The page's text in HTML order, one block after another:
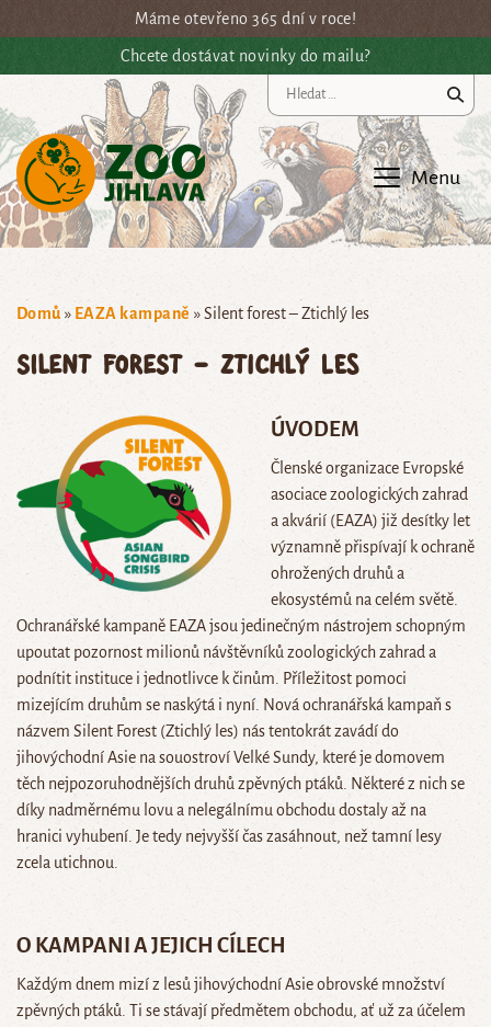
Přejít na hlavní obsahMáme otevřeno 365 dní v roce!
Chcete dostávat novinky do mailu?
Menu
Domů » EAZA kampaně »Silent forest – Ztichlý les
Silent forest – Ztichlý les
ÚVODEM
Členské organizace Evropské
asociace zoologických zahrad
a akvárií (EAZA) již desítky let
významně přispívají k ochraně
ohrožených druhů a
ekosystémů na celém světě.
Ochranářské kampaně EAZA jsou jedinečným nástrojem schopným
upoutat pozornost milionů návštěvníků zoologických zahrad a
podnítit instituce i jednotlivce k činům. Příležitost pomoci
mizejícím druhům se naskýtá i nyní. Nová ochranářská kampaň s
názvem Silent Forest (Ztichlý les) nás tentokrát zavádí do
jihovýchodní Asie na souostroví Velké Sundy, které je domovem
těch nejpozoruhodnějších druhů zpěvných ptáků. Některé z nich se
díky nadměrnému lovu a nelegálnímu obchodu dostaly až na
hranici vyhubení. Je tedy nejvyšší čas zasáhnout, než tamní lesy
zcela utichnou.
O KAMPANI A JEJICH CÍLECH
Každým dnem mizí z lesů jihovýchodní Asie obrovské množství
zpěvných ptáků. Ti se stávají předmětem obchodu, ať už za účelem